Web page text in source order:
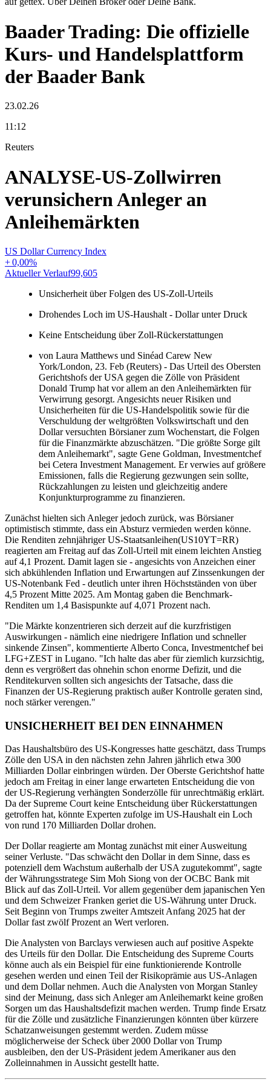
Baader Trading: Die offizielle
Kurs- und Handelsplattform
der Baader Bank
23.02.26
11:12
Reuters
ANALYSE-US-Zollwirren
verunsichern Anleger an
Anleihemärkten
US Dollar Currency Index
+0,00%
Aktueller Verlauf99,605
Unsicherheit über Folgen des US-Zoll-Urteils
Drohendes Loch im US-Haushalt - Dollar unter Druck
Keine Entscheidung über Zoll-Rückerstattungen
von Laura Matthews und Sinéad Carew New
York/London, 23. Feb (Reuters) - Das Urteil des Obersten
Gerichtshofs der USA gegen die Zölle von Präsident
Donald Trump hat vor allem an den Anleihemärkten für
Verwirrung gesorgt. Angesichts neuer Risiken und
Unsicherheiten für die US-Handelspolitik sowie für die
Verschuldung der weltgrößten Volkswirtschaft und den
Dollar versuchten Börsianer zum Wochenstart, die Folgen
für die Finanzmärkte abzuschätzen. "Die größte Sorge gilt
dem Anleihemarkt", sagte Gene Goldman, Investmentchef
bei Cetera Investment Management. Er verwies auf größere
Emissionen, falls die Regierung gezwungen sein sollte,
Rückzahlungen zu leisten und gleichzeitig andere
Konjunkturprogramme zu finanzieren.
Zunächst hielten sich Anleger jedoch zurück, was Börsianer
optimistisch stimmte, dass ein Absturz vermieden werden könne.
Die Renditen zehnjähriger US-Staatsanleihen(US10YT=RR)
reagierten am Freitag auf das Zoll-Urteil mit einem leichten Anstieg
auf 4,1 Prozent. Damit lagen sie - angesichts von Anzeichen einer
sich abkühlenden Inflation und Erwartungen auf Zinssenkungen der
US-Notenbank Fed - deutlich unter ihren Höchstständen von über
4,5 Prozent Mitte 2025. Am Montag gaben die Benchmark-
Renditen um 1,4 Basispunkte auf 4,071 Prozent nach.
"Die Märkte konzentrieren sich derzeit auf die kurzfristigen
Auswirkungen - nämlich eine niedrigere Inflation und schneller
sinkende Zinsen", kommentierte Alberto Conca, Investmentchef bei
LFG+ZEST in Lugano. "Ich halte das aber für ziemlich kurzsichtig,
denn es vergrößert das ohnehin schon enorme Defizit, und die
Renditekurven sollten sich angesichts der Tatsache, dass die
Finanzen der US-Regierung praktisch außer Kontrolle geraten sind,
noch stärker verengen."
UNSICHERHEIT BEI DEN EINNAHMEN
Das Haushaltsbüro des US-Kongresses hatte geschätzt, dass Trumps
Zölle den USA in den nächsten zehn Jahren jährlich etwa 300
Milliarden Dollar einbringen würden. Der Oberste Gerichtshof hatte
jedoch am Freitag in einer lange erwarteten Entscheidung die von
der US-Regierung verhängten Sonderzölle für unrechtmäßig erklärt.
Da der Supreme Court keine Entscheidung über Rückerstattungen
getroffen hat, könnte Experten zufolge im US-Haushalt ein Loch
von rund 170 Milliarden Dollar drohen.
Der Dollar reagierte am Montag zunächst mit einer Ausweitung
seiner Verluste. "Das schwächt den Dollar in dem Sinne, dass es
potenziell dem Wachstum außerhalb der USA zugutekommt", sagte
der Währungsstratege Sim Moh Siong von der OCBC Bank mit
Blick auf das Zoll-Urteil. Vor allem gegenüber dem japanischen Yen
und dem Schweizer Franken geriet die US-Währung unter Druck.
Seit Beginn von Trumps zweiter Amtszeit Anfang 2025 hat der
Dollar fast zwölf Prozent an Wert verloren.
Die Analysten von Barclays verwiesen auch auf positive Aspekte
des Urteils für den Dollar. Die Entscheidung des Supreme Courts
könne auch als ein Beispiel für eine funktionierende Kontrolle
gesehen werden und einen Teil der Risikoprämie aus US-Anlagen
und dem Dollar nehmen. Auch die Analysten von Morgan Stanley
sind der Meinung, dass sich Anleger am Anleihemarkt keine großen
Sorgen um das Haushaltsdefizit machen werden. Trump finde Ersatz
für die Zölle und zusätzliche Finanzierungen könnten über kürzere
Schatzanweisungen gestemmt werden. Zudem müsse
möglicherweise der Scheck über 2000 Dollar von Trump
ausbleiben, den der US-Präsident jedem Amerikaner aus den
Zolleinnahmen in Aussicht gestellt hatte.